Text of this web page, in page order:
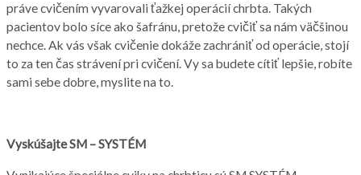
práve cvičením vyvarovali ťažkej operácií chrbta. Takých
pacientov bolo síce ako šafránu, pretože cvičiť sa nám väčšinou
nechce. Ak vás však cvičenie dokáže zachrániť od operácie, stojí
to za ten čas strávení pri cvičení. Vy sa budete cítiť lepšie, robíte
sami sebe dobre, myslite na to.
Vyskúšajte SM – SYSTÉM